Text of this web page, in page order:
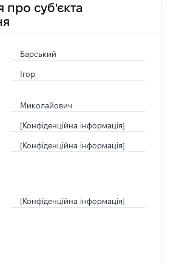
про суб'єкта
Барський
Ігор
Миколайович
[Конфіденційна інформація]
[Конфіденційна інформація]
[Конфіденційна інформація]